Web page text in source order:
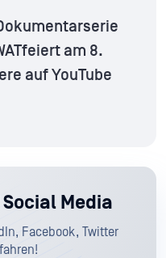
am 8.
auf YouTube
Media
Facebook, Twitter